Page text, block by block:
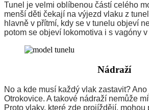
Tunel je velmi oblíbenou částí celého
menší děti čekají na výjezd vlaku z
hlavně v přítmí, kdy se v tunelu objeví
potom se objeví lokomotiva i s vagóny
Nádraží
No a kde musí každý vlak zastavit?
Otrokovice. A takové nádraží nemůže
Proto vlaky, které zde projíždějí, mohou